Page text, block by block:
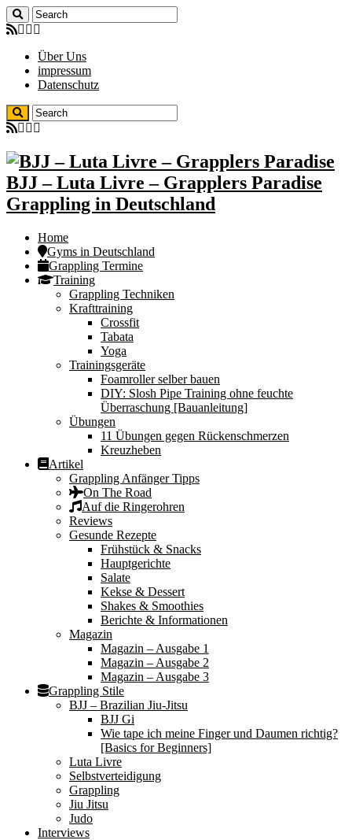
Über Uns
impressum
Datenschutz
BJJ – Luta Livre – Grapplers Paradise
Grappling in Deutschland
Home
Gyms in Deutschland
Grappling Termine
Training
Grappling Techniken
Krafttraining
Crossfit
Tabata
Yoga
Trainingsgeräte
Foamroller selber bauen
DIY: Slosh Pipe Training ohne feuchte
Überraschung [Bauanleitung]
Übungen
11 Übungen gegen Rückenschmerzen
Kreuzheben
Artikel
Grappling Anfänger Tipps
On The Road
Auf die Ringerohren
Reviews
Gesunde Rezepte
Frühstück & Snacks
Hauptgerichte
Salate
Kekse & Dessert
Shakes & Smoothies
Berichte & Informationen
Magazin
Magazin – Ausgabe 1
Magazin – Ausgabe 2
Magazin – Ausgabe 3
Grappling Stile
BJJ – Brazilian Jiu-Jitsu
BJJ Gi
Wie tape ich meine Finger und Daumen richtig?
[Basics for Beginners]
Luta Livre
Selbstverteidigung
Grappling
Jiu Jitsu
Judo
Interviews